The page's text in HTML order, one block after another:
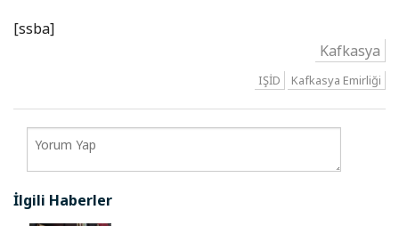
[ssba]
Kafkasya
IŞİD Kafkasya Emirliği
İlgili Haberler